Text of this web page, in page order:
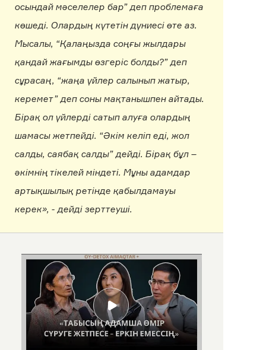
осындай мәселелер бар” деп проблемаға
көшеді. Олардың күтетін дүниесі өте аз.
Мысалы, “Қалаңызда соңғы жылдары
қандай жағымды өзгеріс болды?” деп
сұрасаң, “жаңа үйлер салынып жатыр,
керемет” деп соны мақтанышпен айтады.
Бірақ ол үйлерді сатып алуға олардың
шамасы жетпейді. “Әкім келіп еді, жол
салды, саябақ салды” дейді. Бірақ бұл –
әкімнің тікелей міндеті. Мұны адамдар
артықшылық ретінде қабылдамауы
керек», - дейді зерттеуші.